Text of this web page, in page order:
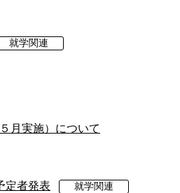
就学関連
月実施）について
定者発表
就学関連